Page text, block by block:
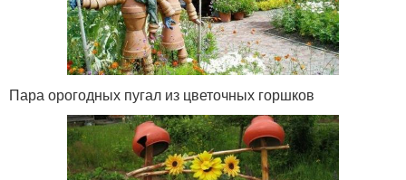
Пара орогодных пугал из цветочных горшков